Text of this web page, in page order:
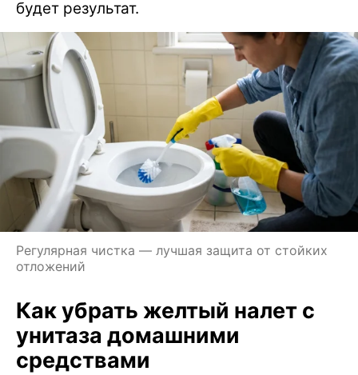
будет результат.
Регулярная чистка — лучшая защита от стойких
отложений
Как убрать желтый налет с
унитаза домашними
средствами